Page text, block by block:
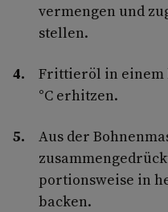
vermengen und
stellen.
Frittieröl in einem
°C erhitzen.
Aus der
portionsweise in
backen.